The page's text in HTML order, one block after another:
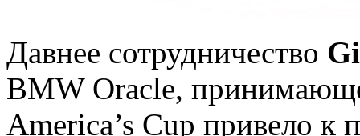
Давнее сотрудничество
BMW Oracle,
America’s Cup привело к